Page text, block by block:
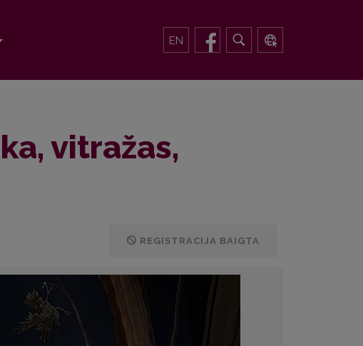
EN
vitražas,
REGISTRACIJA BAIGTA